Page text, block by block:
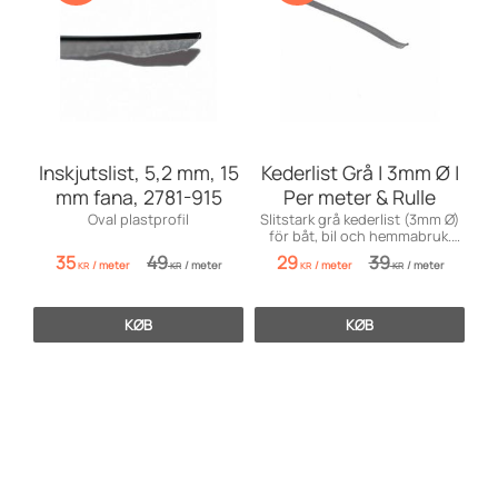
Inskjutslist, 5,2 mm, 15
mm fana, 2781-915
Oval plastprofil
35KR /meter 49KR /meter
KØB
Kederlist Grå | 3mm Ø |
Per meter & Rulle
Slitstark grå kederlist (3mm Ø)
för båt, bil och hemmabruk.
Flexibel och enkel att sy.
29KR /meter 39KR /meter
KØB